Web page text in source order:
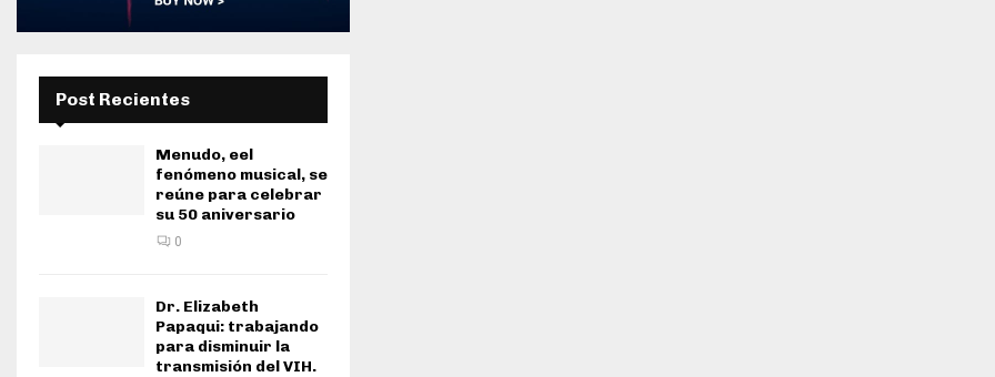
Post Recientes
Menudo, eel
fenómeno musical, se
reúne para celebrar
su 50 aniversario
0
Dr. Elizabeth
Papaqui: trabajando
para disminuir la
transmisión del VIH.